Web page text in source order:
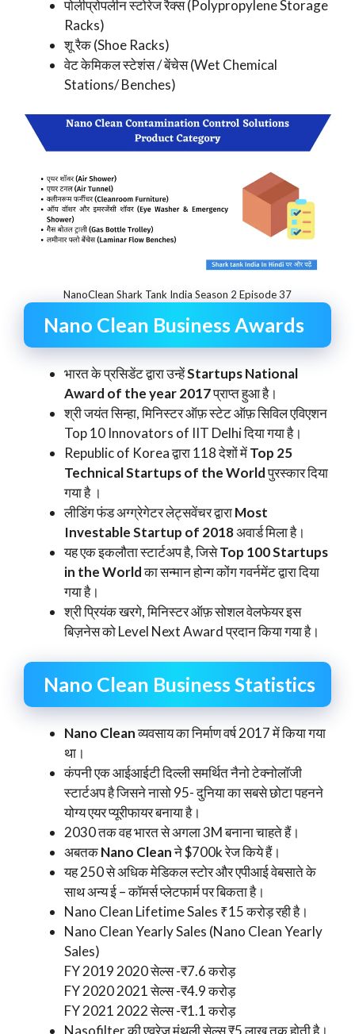
पोलीप्रोपलीन स्टोरेज रैक्स (Polypropylene Storage
Racks)
शू रैक (Shoe Racks)
वेट केमिकल स्टेशंस / बेंचेस (Wet Chemical
Stations/ Benches)
NanoClean Shark Tank India Season 2 Episode 37
Nano Clean Business Awards
भारत के प्रसिडेंट द्वारा उन्हेंStartups National
Award of the year 2017प्राप्त हुआ है।
श्री जयंत सिन्हा, मिनिस्टर ऑफ़ स्टेट ऑफ़ सिविल एविएशन
Top 10 Innovators of IIT Delhi दिया गया है।
Republic of Korea द्वारा 118 देशों मेंTop 25
Technical Startups of the Worldपुरस्कार दिया
गया है ।
लीडिंग फंड अग्ग्रेगेटर लेट्सवेंचर द्वाराMost
Investable Startup of 2018अवार्ड मिला है।
यह एक इकलौता स्टार्टअप है, जिसेTop 100 Startups
in the Worldका सन्मान होन्ग कोंग गवर्नमेंट द्वारा दिया
गया है।
श्री प्रियंक खरगे, मिनिस्टर ऑफ़ सोशल वेलफेयर इस
बिज़नेस को Level Next Award प्रदान किया गया है।
Nano Clean Business Statistics
Nano Cleanव्यवसाय का निर्माण वर्ष 2017 में किया गया
था।
कंपनी एक आईआईटी दिल्ली समर्थित नैनो टेक्नोलॉजी
स्टार्टअप है जिसने नासो 95- दुनिया का सबसे छोटा पहनने
योग्य एयर प्यूरीफायर बनाया है।
2030 तक वह भारत से अगला 3M बनाना चाहते हैं।
अबतकNano Cleanने $700k रेज किये हैं।
यह 250 से अधिक मेडिकल स्टोर और एपीआई वेबसाते के
साथ अन्य ई – कॉमर्स प्लेटफार्म पर बिकता है।
Nano Clean Lifetime Sales ₹15 करोड़ रही है।
Nano Clean Yearly Sales (Nano Clean Yearly
Sales)
FY 2019 2020 सेल्स -₹7.6 करोड़
FY 2020 2021 सेल्स -₹4.9 करोड़
FY 2021 2022 सेल्स -₹1.1 करोड़
Nasofilter की एवरेज मंथली सेल्स ₹5 लाख तक होती है।